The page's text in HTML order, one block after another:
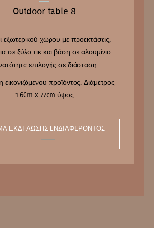
Outdoor table 8
εξωτερικού χώρου με προεκτάσεις,
σε ξύλο τικ και βάση σε αλουμίνιο.
επιλογής σε διάσταση.
εικονιζόμενου προϊόντος: Διάμετρος
1.60m x 77cm ύψος
ΕΚΔΉΛΩΣΗΣ ΕΝΔΙΑΦΈΡΟΝΤΟΣ